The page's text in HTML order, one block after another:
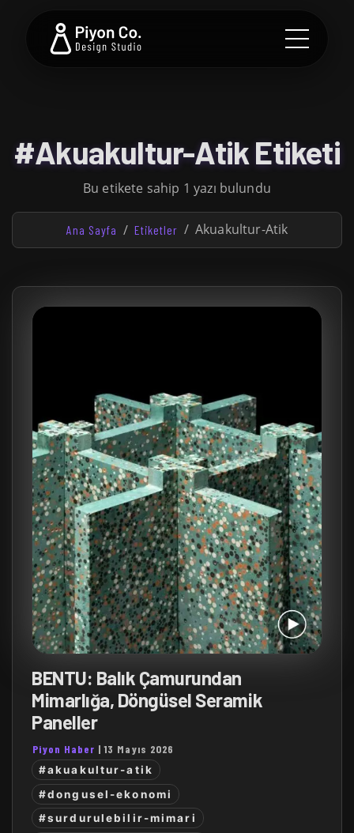
#Akuakultur-Atik Etiketi
Bu etikete sahip 1 yazı bulundu
Ana Sayfa Etiketler Akuakultur-Atik
BENTU: Balık Çamurundan
Mimarlığa, Döngüsel Seramik
Paneller
Piyon Haber |13 Mayıs 2026
#akuakultur-atik
#dongusel-ekonomi
#surdurulebilir-mimari